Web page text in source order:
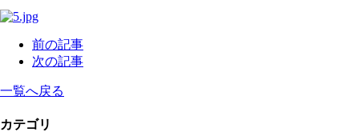
前の記事
次の記事
一覧へ戻る
カテゴリ